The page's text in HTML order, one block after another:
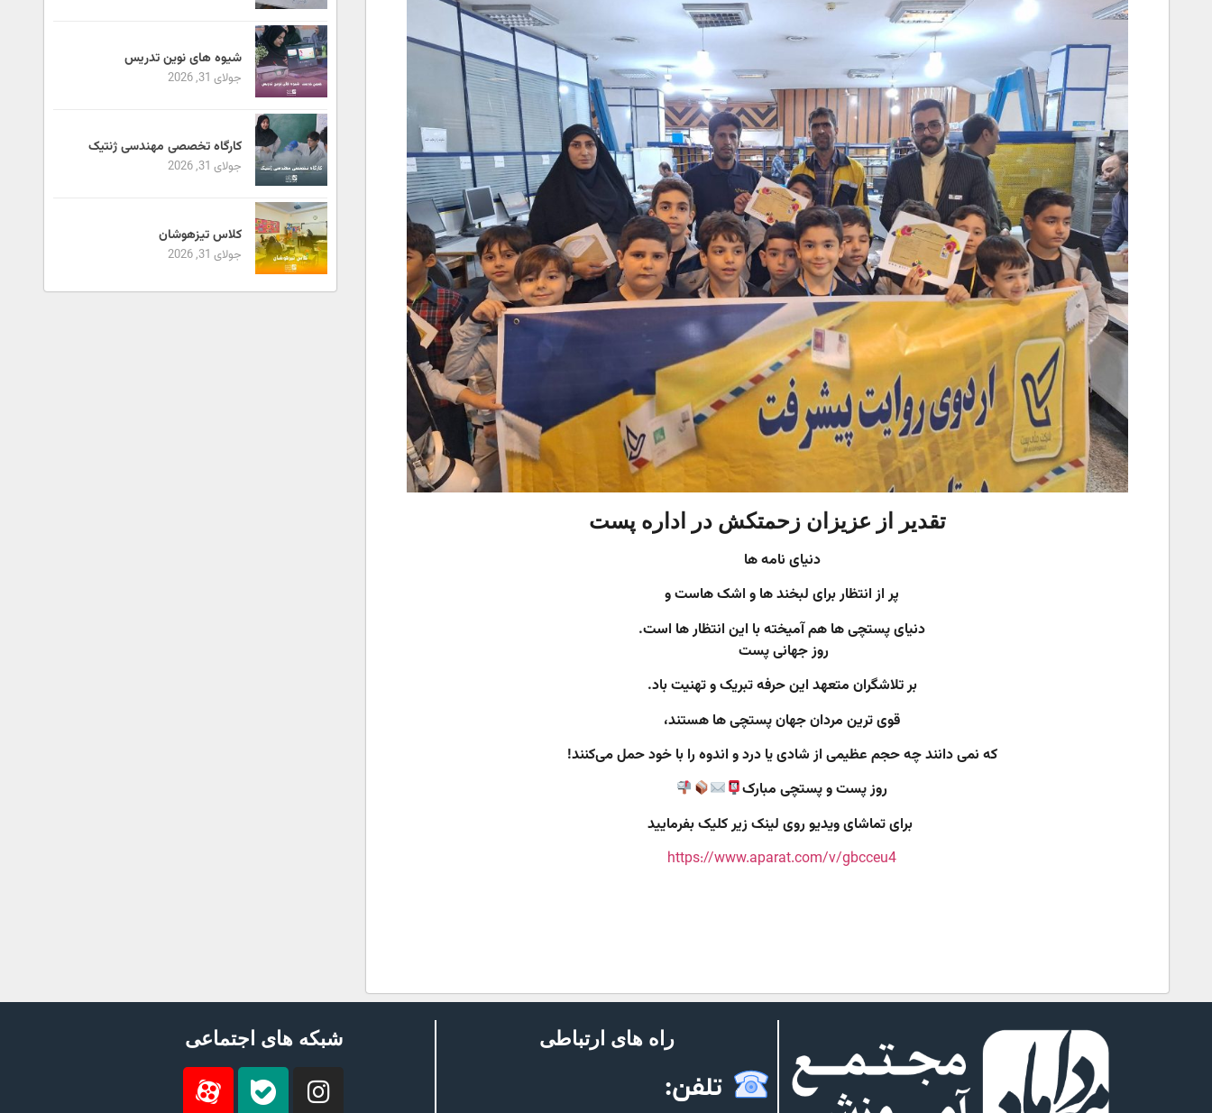
تقدیر از عزیزان زحمتکش در اداره پست
دنیای نامه ها
پر از انتظار برای لبخند ها و اشک هاست و
دنیای پستچی ها هم آمیخته با این انتظار ها است.
روز جهانی پست
بر تلاشگران متعهد این حرفه تبریک و تهنیت باد.
قوی‌ ترین مردان جهان پستچی‌ ها هستند،
که نمی‌ دانند چه حجم عظیمی از شادی یا درد و اندوه را با خود حمل می‌کنند!
روز پست و پستچی مبارک
برای تماشای ویدیو روی لینک زیر کلیک بفرمایید
https://www.aparat.com/v/gbcceu4
شیوه های نوین تدریس
جولای 31, 2026
کارگاه تخصصی مهندسی ژنتیک
جولای 31, 2026
کلاس تیزهوشان
جولای 31, 2026
راه های ارتباطی
تلفن:
شبکه های اجتماعی